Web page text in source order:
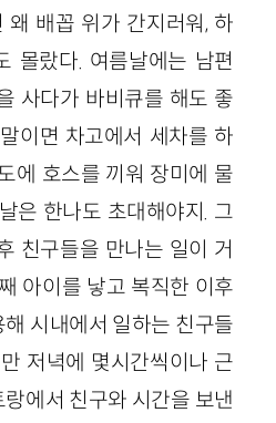
왜 배꼽 위가 간지러워, 하
몰랐다. 여름날에는 남편
사다가 바비큐를 해도 좋
이면 차고에서 세차를 하
에 호스를 끼워 장미에 물
은 한나도 초대해야지. 그
친구들을 만나는 일이 거
아이를 낳고 복직한 이후
시내에서 일하는 친구들
저녁에 몇시간씩이나 근
에서 친구와 시간을 보낸